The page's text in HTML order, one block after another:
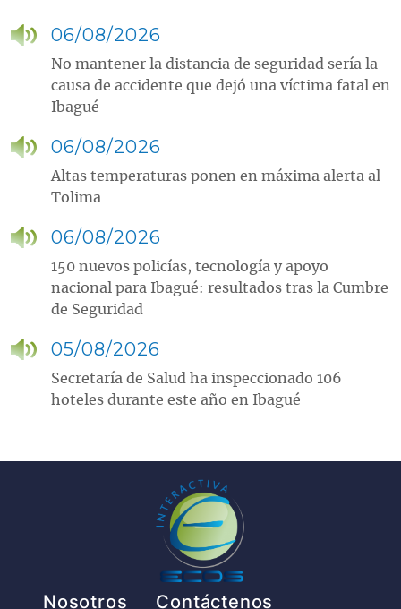
06/08/2026
No mantener la distancia de seguridad sería la
causa de accidente que dejó una víctima fatal en
Ibagué
06/08/2026
Altas temperaturas ponen en máxima alerta al
Tolima
06/08/2026
150 nuevos policías, tecnología y apoyo
nacional para Ibagué: resultados tras la Cumbre
de Seguridad
05/08/2026
Secretaría de Salud ha inspeccionado 106
hoteles durante este año en Ibagué
Pie de página
Nosotros Contáctenos